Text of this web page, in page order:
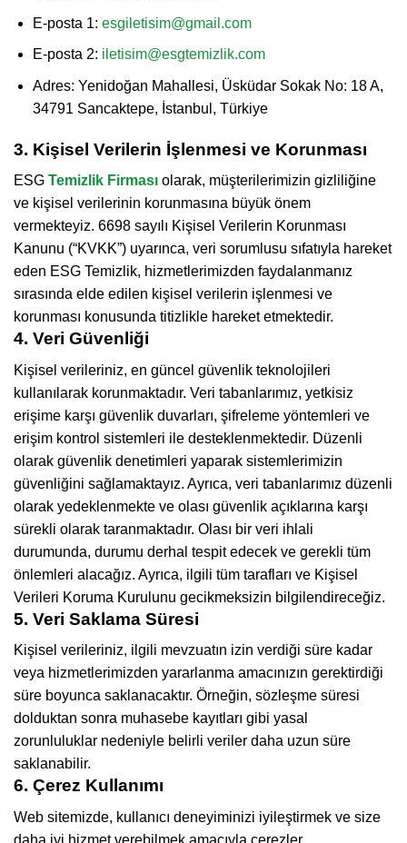
E-posta 1: esgiletisim@gmail.com
E-posta 2: iletisim@esgtemizlik.com
Adres: Yenidoğan Mahallesi, Üsküdar Sokak No: 18 A,
34791 Sancaktepe, İstanbul, Türkiye
3. Kişisel Verilerin İşlenmesi ve Korunması
ESG Temizlik Firması olarak, müşterilerimizin gizliliğine
ve kişisel verilerinin korunmasına büyük önem
vermekteyiz. 6698 sayılı Kişisel Verilerin Korunması
Kanunu (“KVKK”) uyarınca, veri sorumlusu sıfatıyla hareket
eden ESG Temizlik, hizmetlerimizden faydalanmanız
sırasında elde edilen kişisel verilerin işlenmesi ve
korunması konusunda titizlikle hareket etmektedir.
4. Veri Güvenliği
Kişisel verileriniz, en güncel güvenlik teknolojileri
kullanılarak korunmaktadır. Veri tabanlarımız, yetkisiz
erişime karşı güvenlik duvarları, şifreleme yöntemleri ve
erişim kontrol sistemleri ile desteklenmektedir. Düzenli
olarak güvenlik denetimleri yaparak sistemlerimizin
güvenliğini sağlamaktayız. Ayrıca, veri tabanlarımız düzenli
olarak yedeklenmekte ve olası güvenlik açıklarına karşı
sürekli olarak taranmaktadır. Olası bir veri ihlali
durumunda, durumu derhal tespit edecek ve gerekli tüm
önlemleri alacağız. Ayrıca, ilgili tüm tarafları ve Kişisel
Verileri Koruma Kurulunu gecikmeksizin bilgilendireceğiz.
5. Veri Saklama Süresi
Kişisel verileriniz, ilgili mevzuatın izin verdiği süre kadar
veya hizmetlerimizden yararlanma amacınızın gerektirdiği
süre boyunca saklanacaktır. Örneğin, sözleşme süresi
dolduktan sonra muhasebe kayıtları gibi yasal
zorunluluklar nedeniyle belirli veriler daha uzun süre
saklanabilir.
6. Çerez Kullanımı
Web sitemizde, kullanıcı deneyiminizi iyileştirmek ve size
daha iyi hizmet verebilmek amacıyla çerezler